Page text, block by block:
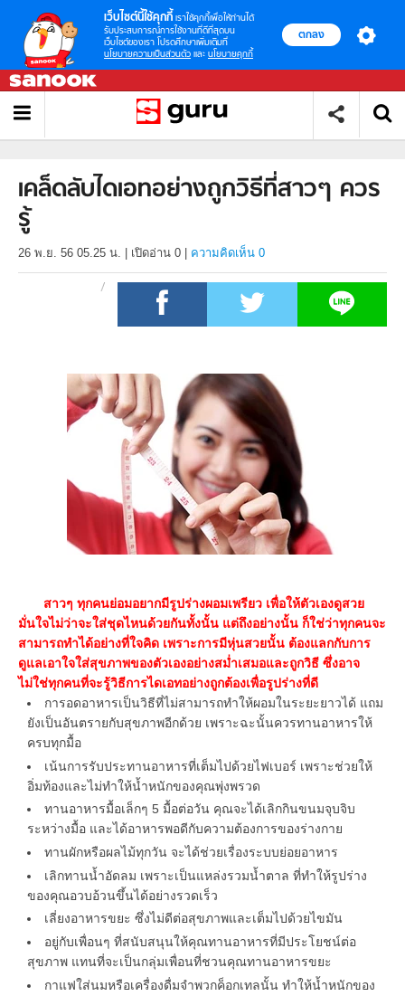
เว็บไซต์นี้ใช้คุกกี้ เราใช้คุกกี้เพื่อให้ท่านได้
รับประสบการณ์การใช้งานที่ดีที่สุดบน
เว็บไซต์ของเรา โปรดศึกษาเพิ่มเติมที่
นโยบายความเป็นส่วนตัว และ นโยบายคุกกี้
ตกลง
เคล็ดลับไดเอทอย่างถูกวิธีที่สาวๆ ควร
รู้
26 พ.ย. 56 05.25 น. เปิดอ่าน 0 ความคิดเห็น 0
สาวๆ ทุกคนย่อมอยากมีรูปร่างผอมเพรียว เพื่อให้ตัวเองดูสวย
มั่นใจไม่ว่าจะใส่ชุดไหนด้วยกันทั้งนั้น แต่ถึงอย่างนั้น ก็ใช่ว่าทุกคนจะ
สามารถทำได้อย่างที่ใจคิด เพราะการมีหุ่นสวยนั้น ต้องแลกกับการ
ดูแลเอาใจใส่สุขภาพของตัวเองอย่างสม่ำเสมอและถูกวิธี ซึ่งอาจ
ไม่ใช่ทุกคนที่จะรู้วิธีการไดเอทอย่างถูกต้องเพื่อรูปร่างที่ดี
การอดอาหารเป็นวิธีที่ไม่สามารถทำให้ผอมในระยะยาวได้ แถม
ยังเป็นอันตรายกับสุขภาพอีกด้วย เพราะฉะนั้นควรทานอาหารให้
ครบทุกมื้อ
เน้นการรับประทานอาหารที่เต็มไปด้วยไฟเบอร์ เพราะช่วยให้
อิ่มท้องและไม่ทำให้น้ำหนักของคุณพุ่งพรวด
ทานอาหารมื้อเล็กๆ 5 มื้อต่อวัน คุณจะได้เลิกกินขนมจุบจิบ
ระหว่างมื้อ และได้อาหารพอดีกับความต้องการของร่างกาย
ทานผักหรือผลไม้ทุกวัน จะได้ช่วยเรื่องระบบย่อยอาหาร
เลิกทานน้ำอัดลม เพราะเป็นแหล่งรวมน้ำตาล ที่ทำให้รูปร่าง
ของคุณอวบอ้วนขึ้นได้อย่างรวดเร็ว
เลี่ยงอาหารขยะ ซึ่งไม่ดีต่อสุขภาพและเต็มไปด้วยไขมัน
อยู่กับเพื่อนๆ ที่สนับสนุนให้คุณทานอาหารที่มีประโยชน์ต่อ
สุขภาพ แทนที่จะเป็นกลุ่มเพื่อนที่ชวนคุณทานอาหารขยะ
กาแฟใส่นมหรือเครื่องดื่มจำพวกค็อกเทลนั้น ทำให้น้ำหนักของ